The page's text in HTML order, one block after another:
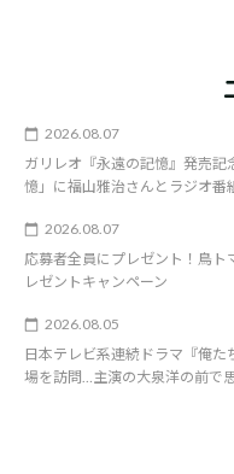
2026.08.07
ガリレオ『永遠の記憶』発売記
憶」に福山雅治さんとラジオ番
2026.08.07
応募者全員にプレゼント！鳥
レゼントキャンペーン
2026.08.05
日本テレビ系連続ドラマ『俺
場を訪問…主演の大泉洋の前で